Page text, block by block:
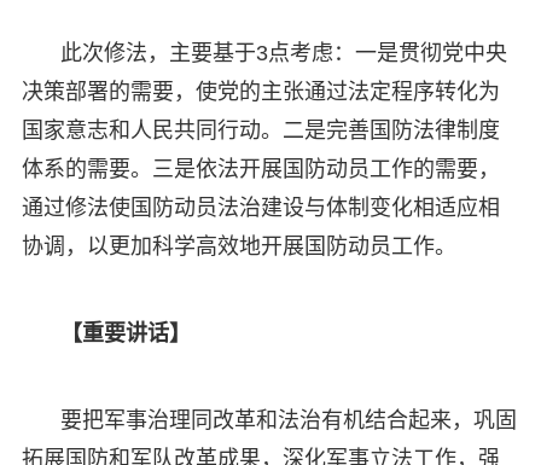
此次修法，主要基于3点考虑：一是贯彻党中央
决策部署的需要，使党的主张通过法定程序转化为
国家意志和人民共同行动。二是完善国防法律制度
体系的需要。三是依法开展国防动员工作的需要，
通过修法使国防动员法治建设与体制变化相适应相
协调，以更加科学高效地开展国防动员工作。
【重要讲话】
要把军事治理同改革和法治有机结合起来，巩固
拓展国防和军队改革成果，深化军事立法工作，强